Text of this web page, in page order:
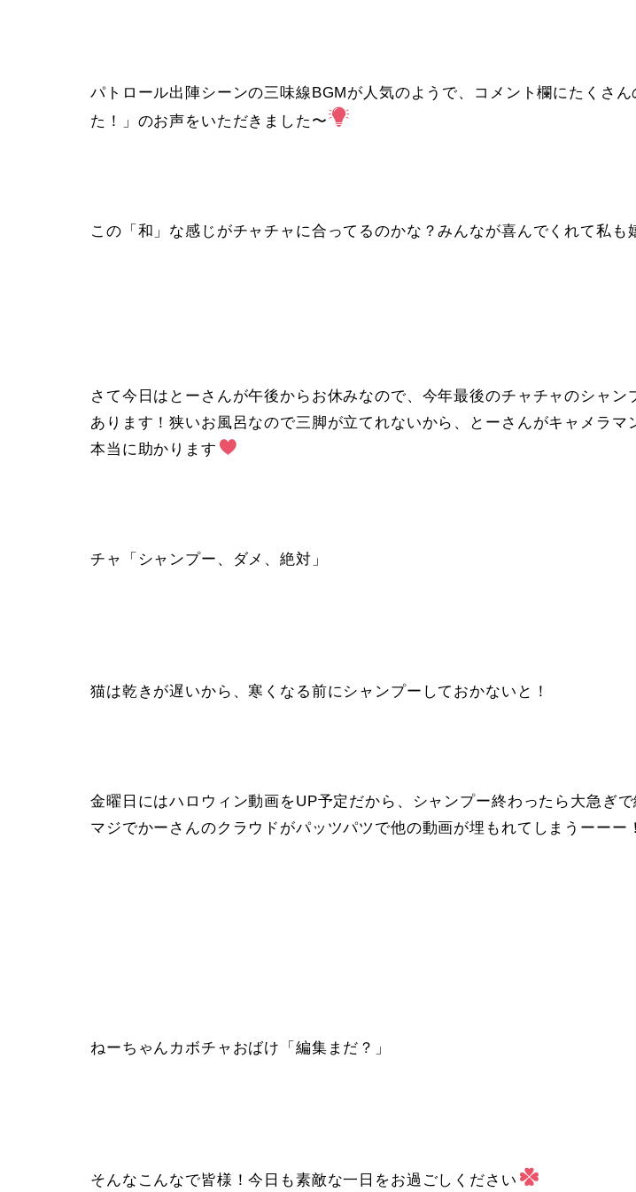
パトロール出陣シーンの三味線BGMが人気のようで、コメント欄にたくさん
た！」のお声をいただきました〜
この「和」な感じがチャチャに合ってるのかな？みんなが喜んでくれて私も
さて今日はとーさんが午後からお休みなので、今年最後のチャチャのシャン
あります！狭いお風呂なので三脚が立てれないから、とーさんがキャメラマ
本当に助かります
チャ「シャンプー、ダメ、絶対」
猫は乾きが遅いから、寒くなる前にシャンプーしておかないと！
金曜日にはハロウィン動画をUP予定だから、シャンプー終わったら大急ぎで
マジでかーさんのクラウドがパッツパツで他の動画が埋もれてしまうーーー！
ねーちゃんカボチャおばけ「編集まだ？」
そんなこんなで皆様！今日も素敵な一日をお過ごしください